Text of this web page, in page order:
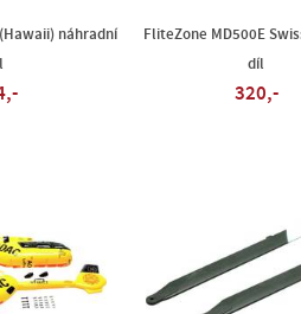
náhradní
FliteZone MD500E
díl
320,-